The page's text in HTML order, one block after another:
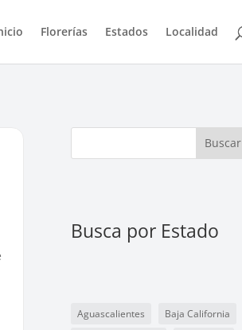
Florerías Estados Localidad
Buscar
Busca por Estado
Aguascalientes
Baja California